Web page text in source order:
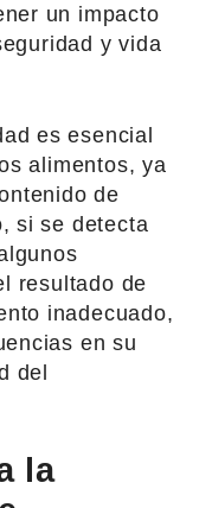
un impacto
y vida
es esencial
alimentos, ya
de
si se detecta
resultado de
inadecuado,
en su
del
la